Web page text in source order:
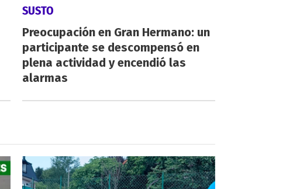
SUSTO
Preocupación en Gran Hermano: un
participante se descompensó en
plena actividad y encendió las
alarmas